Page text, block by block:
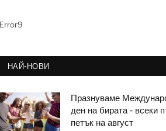
Error9
НАЙ-НОВИ
Празнуваме
ден на бирата - всеки
петък на август